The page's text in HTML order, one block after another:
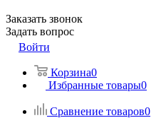
Заказать звонок
Задать вопрос
Войти
Корзина0
Избранные товары0
Сравнение товаров0